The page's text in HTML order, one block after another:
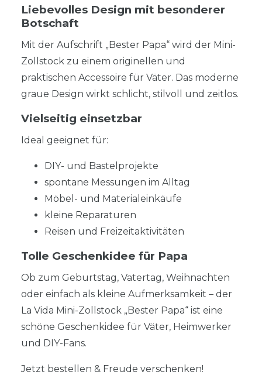
Liebevolles Design mit besonderer
Botschaft
Mit der Aufschrift „Bester Papa“ wird der Mini-
Zollstock zu einem originellen und
praktischen Accessoire für Väter. Das moderne
graue Design wirkt schlicht, stilvoll und zeitlos.
Vielseitig einsetzbar
Ideal geeignet für:
DIY- und Bastelprojekte
spontane Messungen im Alltag
Möbel- und Materialeinkäufe
kleine Reparaturen
Reisen und Freizeitaktivitäten
Tolle Geschenkidee für Papa
Ob zum Geburtstag, Vatertag, Weihnachten
oder einfach als kleine Aufmerksamkeit – der
La Vida Mini-Zollstock „Bester Papa“ ist eine
schöne Geschenkidee für Väter, Heimwerker
und DIY-Fans.
Jetzt bestellen & Freude verschenken!